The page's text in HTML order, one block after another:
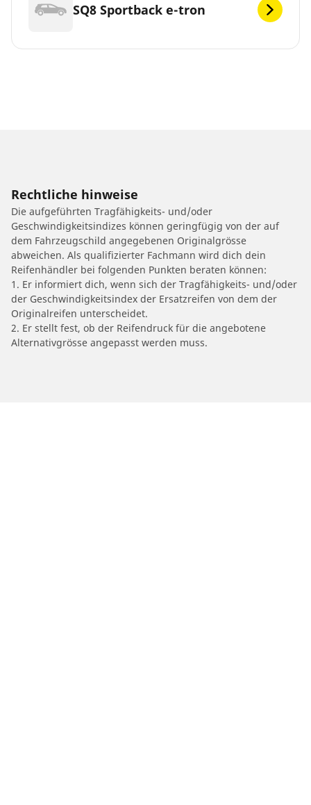
SQ8 Sportback e-tron
Rechtliche hinweise
Die aufgeführten Tragfähigkeits- und/oder
Geschwindigkeitsindizes können geringfügig von der auf
dem Fahrzeugschild angegebenen Originalgrösse
abweichen. Als qualifizierter Fachmann wird dich dein
Reifenhändler bei folgenden Punkten beraten können:
1. Er informiert dich, wenn sich der Tragfähigkeits- und/oder
der Geschwindigkeitsindex der Ersatzreifen von dem der
Originalreifen unterscheidet.
2. Er stellt fest, ob der Reifendruck für die angebotene
Alternativgrösse angepasst werden muss.